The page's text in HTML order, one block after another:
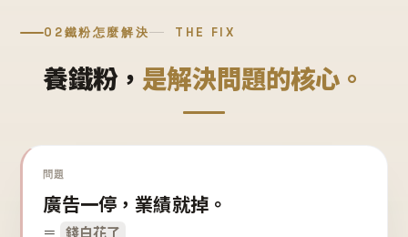
02鐵粉怎麼解決 THE FIX
養鐵粉， 是解決問題的核心。
問題
廣告一停，業績就掉。
＝ 錢白花了